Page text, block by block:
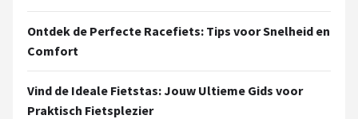
Ontdek de Perfecte Racefiets: Tips voor Snelheid en
Comfort
Vind de Ideale Fietstas: Jouw Ultieme Gids voor
Praktisch Fietsplezier